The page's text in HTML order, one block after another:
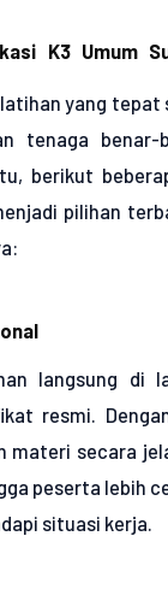
K3 Umum
yang
tenaga benar-
berikut
pilihan
langsung di
resmi.
materi secara
peserta lebih
situasi kerja.